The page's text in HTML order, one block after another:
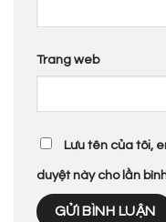
Trang web
Lưu tên của tôi,
duyệt này cho lần